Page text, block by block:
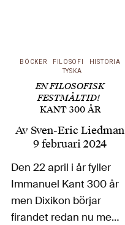
återkommer…
BÖCKER FILOSOFI
HISTORIA
TYSKA
EN FILOSOFISK
FESTMÅLTID!
KANT 300 ÅR
Av Sven-Eric Liedman
9 februari 2024
Den 22 april i år fyller
Immanuel Kant 300 år
men Dixikon börjar
firandet redan nu med